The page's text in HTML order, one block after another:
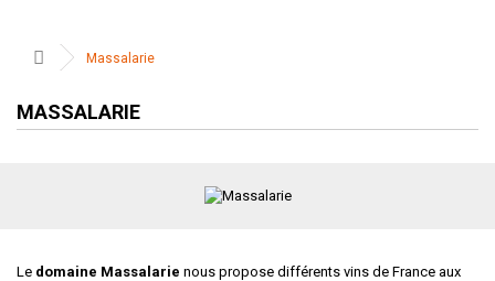
Massalarie
MASSALARIE
Le domaine Massalarie nous propose différents vins de France aux